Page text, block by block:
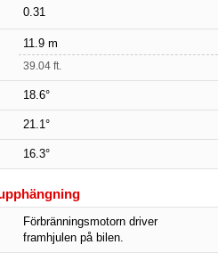
0.31
11.9 m
39.04 ft.
18.6°
21.1°
16.3°
Förbränningsmotorn driver
framhjulen på bilen.